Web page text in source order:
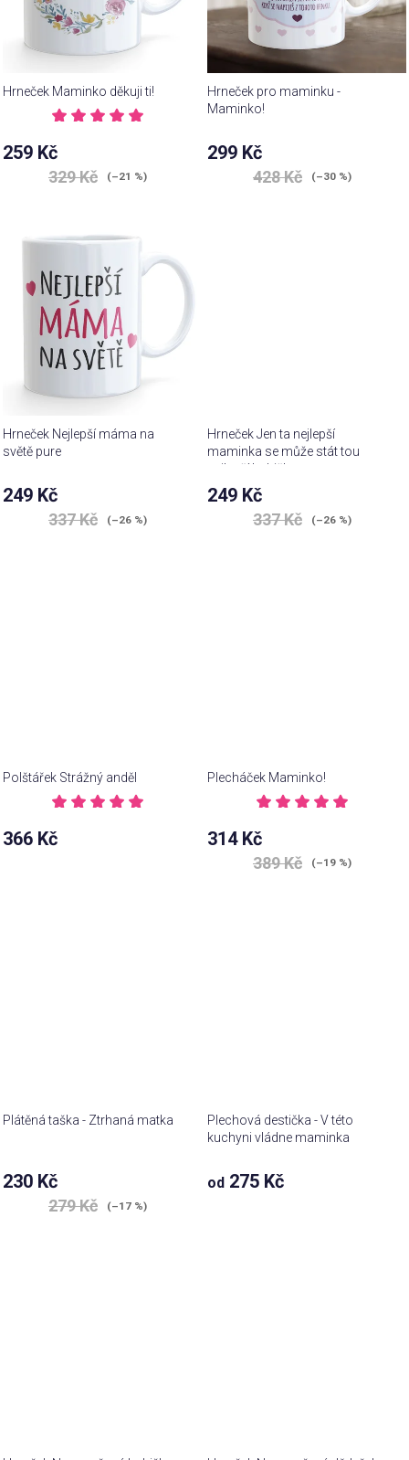
Hrneček Maminko děkuji ti!
hodnocení
produktu
je
5,0
259 Kč
329 Kč (–21 %)
Hrneček pro maminku -
Maminko!
Průměrné
hodnocení
produktu
299 Kč
428 Kč (–30 %)
Hrneček Nejlepší máma na
světě pure
249 Kč
337 Kč (–26 %)
Hrneček Jen ta nejlepší
maminka se může stát tou
nejlepší babičkou
Průměrné
hodnocení
249 Kč
337 Kč (–26 %)
Polštářek Strážný anděl
hodnocení
produktu
366 Kč
Plecháček Maminko!
hodnocení
produktu
je
5,0
314 Kč
389 Kč (–19 %)
Plátěná taška - Ztrhaná matka
230 Kč
279 Kč (–17 %)
Plechová destička - V této
kuchyni vládne maminka
Průměrné
hodnocení
od 275 Kč